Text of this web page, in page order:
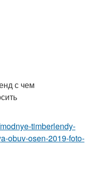
timberlendy-
obuv-osen-2019-foto-